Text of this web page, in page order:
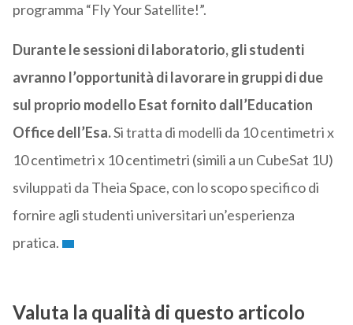
programma “Fly Your Satellite!”.
Durante le sessioni di laboratorio, gli studenti
avranno l’opportunità di lavorare in gruppi di due
sul proprio modello Esat fornito dall’Education
Office dell’Esa.Si tratta di modelli da 10 centimetri x
10 centimetri x 10 centimetri (simili a un CubeSat 1U)
sviluppati da Theia Space, con lo scopo specifico di
fornire agli studenti universitari un’esperienza
pratica.
Valuta la qualità di questo articolo